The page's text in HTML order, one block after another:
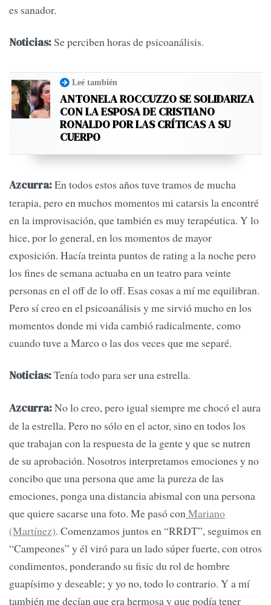
es sanador.
Noticias:Se perciben horas de psicoanálisis.
Leé también
ANTONELA ROCCUZZO SE SOLIDARIZA
CON LA ESPOSA DE CRISTIANO
RONALDO POR LAS CRÍTICAS A SU
CUERPO
Azcurra:En todos estos años tuve tramos de mucha
terapia, pero en muchos momentos mi catarsis la encontré
en la improvisación, que también es muy terapéutica. Y lo
hice, por lo general, en los momentos de mayor
exposición. Hacía treinta puntos de rating a la noche pero
los fines de semana actuaba en un teatro para veinte
personas en el off de lo off. Esas cosas a mí me equilibran.
Pero sí creo en el psicoanálisis y me sirvió mucho en los
momentos donde mi vida cambió radicalmente, como
cuando tuve a Marco o las dos veces que me separé.
Noticias:Tenía todo para ser una estrella.
Azcurra:No lo creo, pero igual siempre me chocó el aura
de la estrella. Pero no sólo en el actor, sino en todos los
que trabajan con la respuesta de la gente y que se nutren
de su aprobación. Nosotros interpretamos emociones y no
concibo que una persona que ame la pureza de las
emociones, ponga una distancia abismal con una persona
que quiere sacarse una foto. Me pasó conMariano
(Martínez). Comenzamos juntos en “RRDT”, seguimos en
“Campeones” y él viró para un lado súper fuerte, con otros
condimentos, ponderando su fisic du rol de hombre
guapísimo y deseable; y yo no, todo lo contrario. Y a mí
también me decían que era hermosa y que podía tener